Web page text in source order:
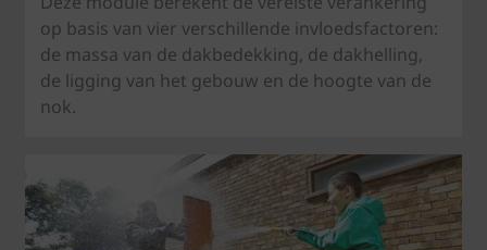
op basis van vier verschillende invloedsfactoren:
de massa van de dakbedekking, de dakhelling,
de ligging van het gebouw en de hoogte van de
nok.